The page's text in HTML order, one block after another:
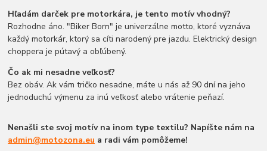
Hľadám darček pre motorkára, je tento motív vhodný?
Rozhodne áno. "Biker Born" je univerzálne motto, ktoré vyznáva
každý motorkár, ktorý sa cíti narodený pre jazdu. Elektrický design
choppera je pútavý a obľúbený.
Čo ak mi nesadne veľkosť?
Bez obáv. Ak vám tričko nesadne, máte u nás až 90 dní na jeho
jednoduchú výmenu za inú veľkosť alebo vrátenie peňazí.
Nenašli ste svoj motív na inom type textilu? Napíšte nám na
admin@motozona.eu a radi vám pomôžeme!